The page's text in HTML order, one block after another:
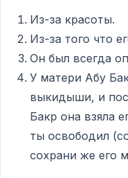
Из-за красоты.
Из-за того что
Он был всегда
У матери Абу
выкидыши, и
Бакр она взяла
ты освободил
сохрани же его